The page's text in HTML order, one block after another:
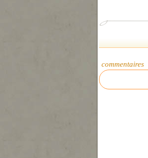
commentaires